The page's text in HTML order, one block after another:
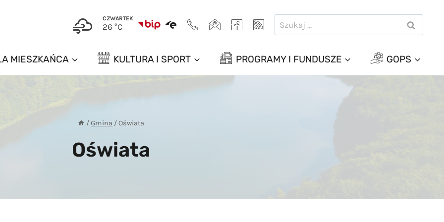
CZWARTEK
26 °C
Szukaj:
MIESZKAŃCA KULTURA I SPORT PROGRAMY I FUNDUSZE GOPS
/Gmina /Oświata
Oświata